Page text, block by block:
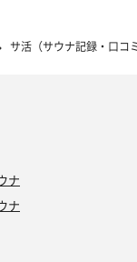
サ活（サウナ記録・口コ
ナ
ナ